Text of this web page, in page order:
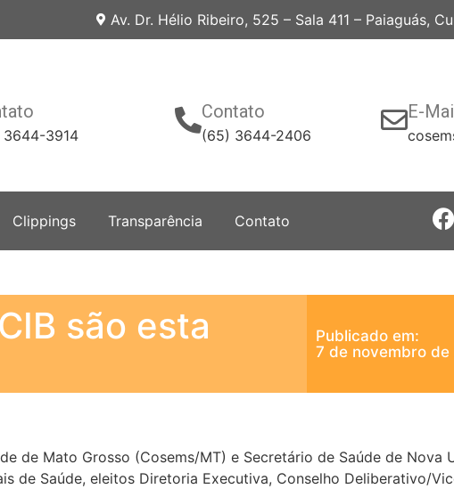
Av. Dr. Hélio Ribeiro, 525 – Sala 411 – Paiaguás,
3914
Contato
(65) 3644-2406
E-
Clippings Transparência Contato
são esta
Publicado em:
7 de novembro de
de Mato Grosso (Cosems/MT) e Secretário de Saúde de Nova
de Saúde, eleitos Diretoria Executiva, Conselho Deliberativo/